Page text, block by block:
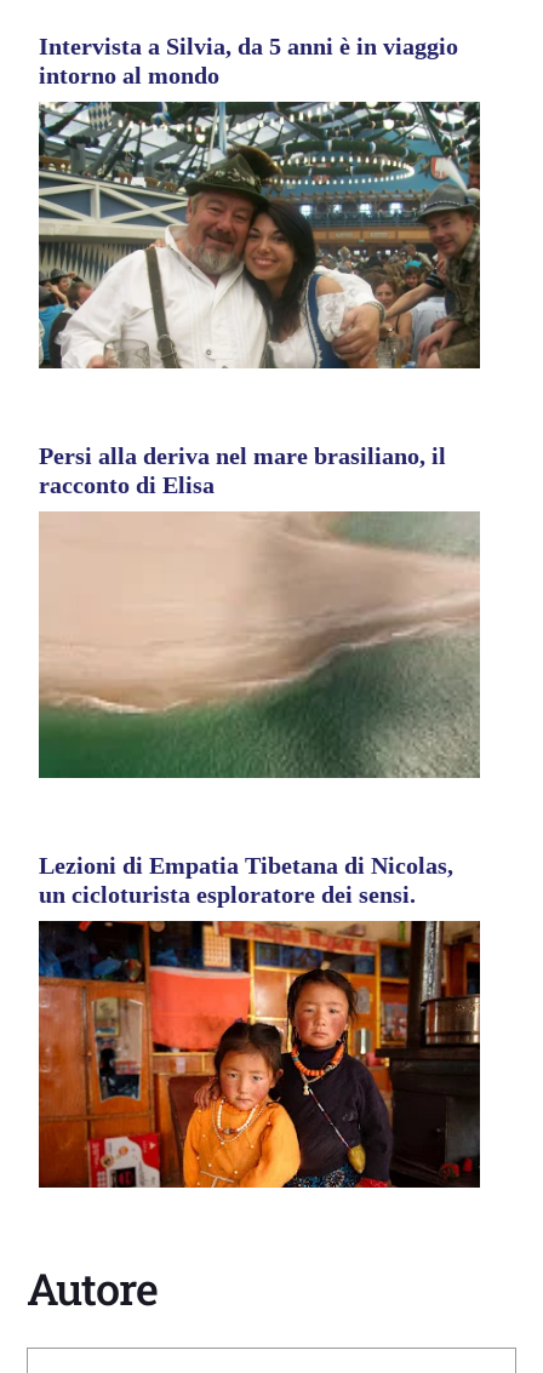
Intervista a Silvia, da 5 anni è in viaggio
intorno al mondo
Persi alla deriva nel mare brasiliano, il
racconto di Elisa
Lezioni di Empatia Tibetana di Nicolas,
un cicloturista esploratore dei sensi.
Autore